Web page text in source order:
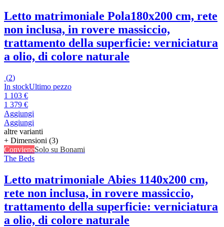
Letto matrimoniale Pola180x200 cm, rete
non inclusa, in rovere massiccio,
trattamento della superficie: verniciatura
a olio, di colore naturale
(2)
In stockUltimo pezzo
1 103 €
1 379 €
Aggiungi
Aggiungi
altre varianti
+ Dimensioni (3)
ConvieneSolo su Bonami
The Beds
Letto matrimoniale Abies 1140x200 cm,
rete non inclusa, in rovere massiccio,
trattamento della superficie: verniciatura
a olio, di colore naturale